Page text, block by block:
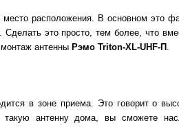
расположения. В основном это
это просто, тем более, что
антенны Рэмо Triton-XL-UHF-П .
в зоне приема. Это говорит о
антенну дома, вы сможете